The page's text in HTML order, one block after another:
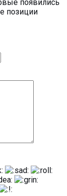
появились
позиции